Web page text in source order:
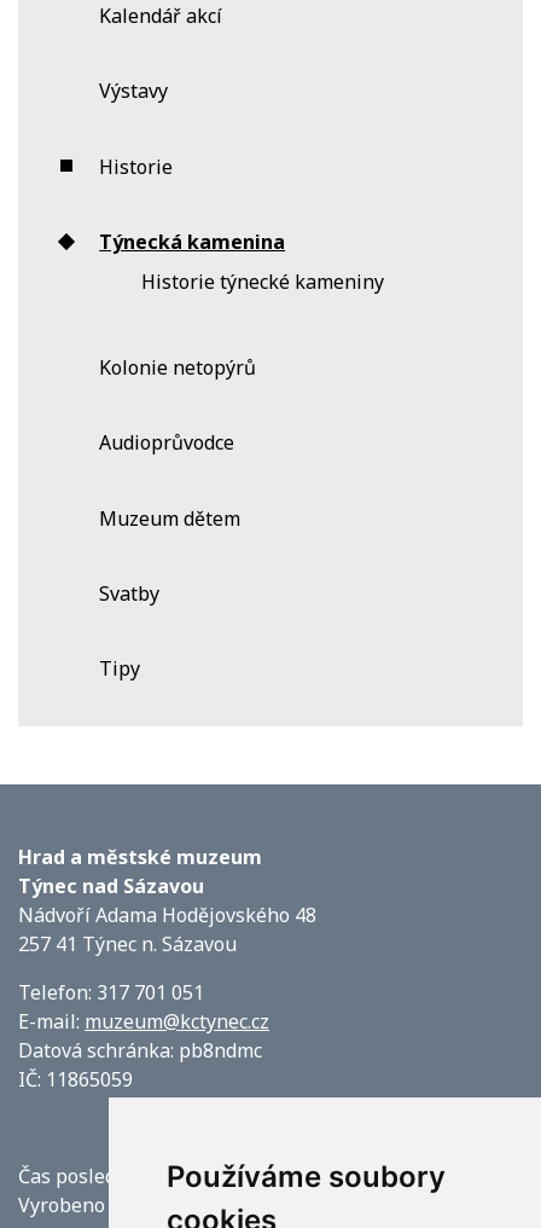
Používáme soubory
cookies
Kalendář akcí
Výstavy
Historie
Týnecká kamenina
Historie týnecké kameniny
Kolonie netopýrů
Audioprůvodce
Muzeum dětem
Svatby
Tipy
Hrad a městské muzeum
Týnec nad Sázavou
Nádvoří Adama Hodějovského 48
257 41 Týnec n. Sázavou
Telefon: 317 701 051
E-mail: muzeum@kctynec.cz
Datová schránka: pb8ndmc
IČ: 11865059
Čas poslední aktualizace: 6. 8. 2026 20:50
Vyrobeno v